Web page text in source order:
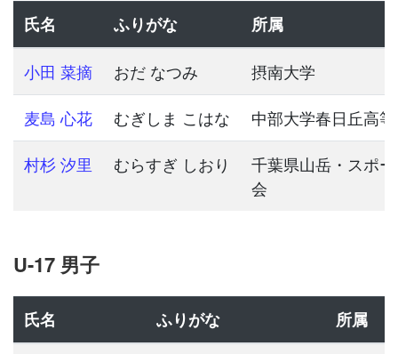
氏名 ふりがな 所属
小田 菜摘 おだ なつみ
摂南大学
麦島 心花
むぎしま こはな
中部大学春日丘高
村杉 汐里
むらすぎ しおり
千葉県山岳・スポ
会
U-17 男子
氏名 ふりがな 所属